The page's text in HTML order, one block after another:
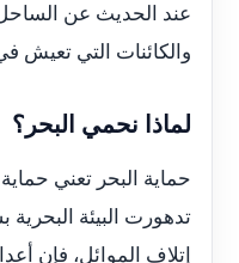
عند الحديث عن
والكائنات التي تعيش في
لماذا نحمي البحر؟
حماية البحر تعني حماية
تدهورت البيئة البحرية
إتلاف الموائل، فإن